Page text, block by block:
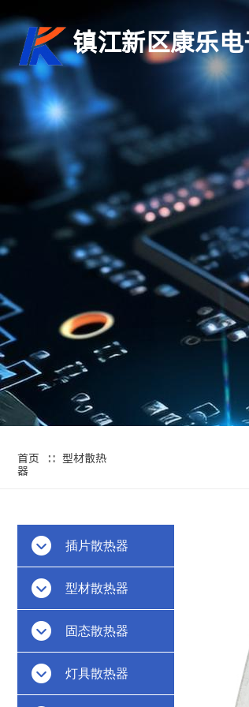
镇江新区康乐
首页 ∷ 型材散热
器
插片散热器
型材散热器
固态散热器
灯具散热器